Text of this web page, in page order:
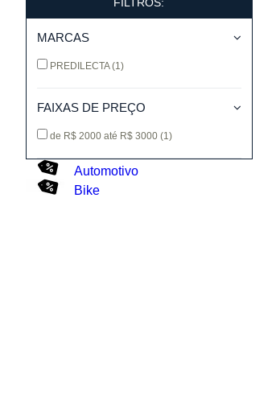
MARCAS
PREDILECTA(1)
FAIXAS DE PREÇO
de R$ 2000 até R$ 3000 (1)
Automotivo
Bike